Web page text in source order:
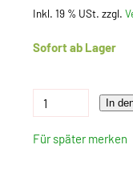
Inkl. 19 % USt. zzgl.
Sofort ab Lager
In
Für später merken